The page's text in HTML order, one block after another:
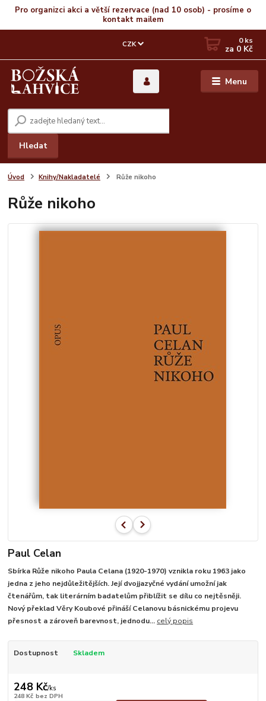
Pro organizci akci a větší rezervace (nad 10 osob) - prosíme o
kontakt mailem
Menu
CZK
Hledat
0ks
za 0 Kč
Úvod Knihy/Nakladatelé Růže nikoho
Růže nikoho
Paul Celan
Sbírka Růže nikoho Paula Celana (1920-1970) vznikla roku 1963 jako
jedna z jeho nejdůležitějších. Její dvojjazyčné vydání umožní jak
čtenářům, tak literárním badatelům přiblížit se dílu co nejtěsněji.
Nový překlad Věry Koubové přináší Celanovu básnickému projevu
přesnost a zároveň barevnost, jednodu... celý popis
Dostupnost Skladem
248 Kč/ks
248 Kč bez DPH